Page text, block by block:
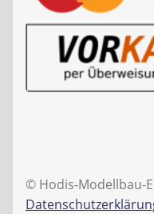
© Hodis-Modellbau-